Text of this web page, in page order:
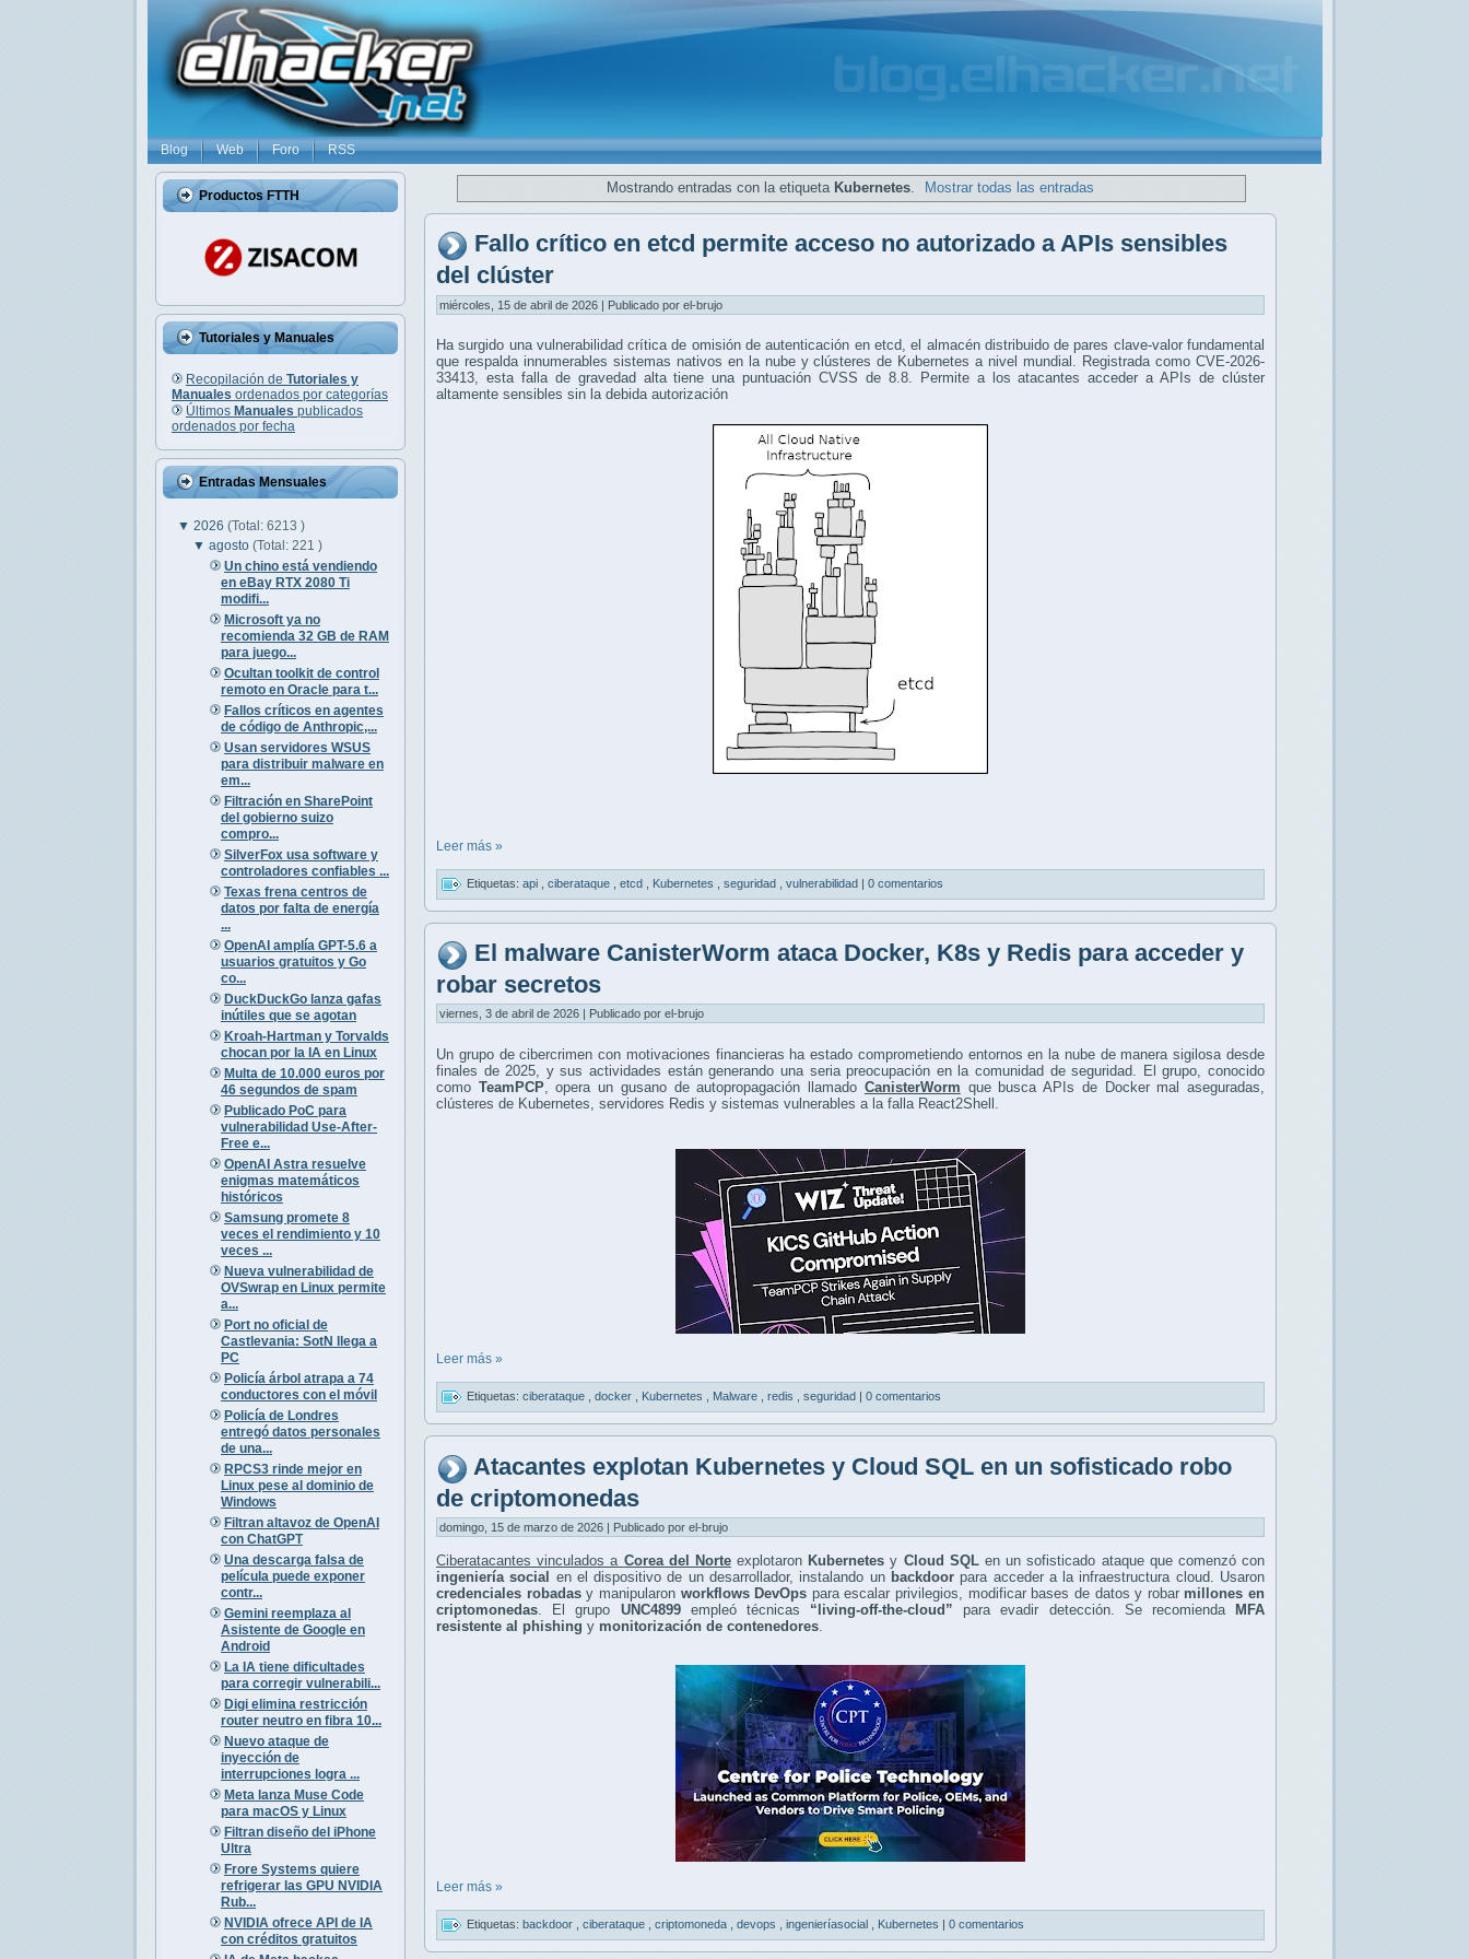
Blog Web Foro RSS
Productos FTTH
Tutoriales y Manuales
Recopilación de Tutoriales y
Manuales ordenados por categorías
Últimos Manuales publicados
ordenados por fecha
Entradas Mensuales
▼ 2026 (Total: 6213 )
▼agosto(Total: 221 )
Un chino está vendiendo
en eBay RTX 2080 Ti
modifi...
Microsoft ya no
recomienda 32 GB de RAM
para juego...
Ocultan toolkit de control
remoto en Oracle para t...
Fallos críticos en agentes
de código de Anthropic,...
Usan servidores WSUS
para distribuir malware en
em...
Filtración en SharePoint
del gobierno suizo
compro...
SilverFox usa software y
controladores confiables ...
Texas frena centros de
datos por falta de energía
...
OpenAI amplía GPT-5.6 a
usuarios gratuitos y Go
co...
DuckDuckGo lanza gafas
inútiles que se agotan
Kroah-Hartman y Torvalds
chocan por la IA en Linux
Multa de 10.000 euros por
46 segundos de spam
Publicado PoC para
vulnerabilidad Use-After-
Free e...
OpenAI Astra resuelve
enigmas matemáticos
históricos
Samsung promete 8
veces el rendimiento y 10
veces ...
Nueva vulnerabilidad de
OVSwrap en Linux permite
a...
Port no oficial de
Castlevania: SotN llega a
PC
Policía árbol atrapa a 74
conductores con el móvil
Policía de Londres
entregó datos personales
de una...
RPCS3 rinde mejor en
Linux pese al dominio de
Windows
Filtran altavoz de OpenAI
con ChatGPT
Una descarga falsa de
película puede exponer
contr...
Gemini reemplaza al
Asistente de Google en
Android
La IA tiene dificultades
para corregir vulnerabili...
Digi elimina restricción
router neutro en fibra 10...
Nuevo ataque de
inyección de
interrupciones logra ...
Meta lanza Muse Code
para macOS y Linux
Filtran diseño del iPhone
Ultra
Frore Systems quiere
refrigerar las GPU NVIDIA
Rub...
NVIDIA ofrece API de IA
con créditos gratuitos
Mostrando entradas con la etiqueta Kubernetes. Mostrar todas las entradas
Fallo crítico en etcd permite acceso no autorizado a APIs sensibles
del clúster
miércoles, 15 de abril de 2026 | Publicado por el-brujo
Ha surgido una vulnerabilidad crítica de omisión de autenticación en etcd, el almacén distribuido de pares clave-valor fundamental
que respalda innumerables sistemas nativos en la nube y clústeres de Kubernetes a nivel mundial. Registrada como CVE-2026-
33413, esta falla de gravedad alta tiene una puntuación CVSS de 8.8. Permite a los atacantes acceder a APIs de clúster
altamente sensibles sin la debida autorización
Leer más »
Etiquetas: api ciberataque etcd Kubernetes seguridad vulnerabilidad | 0 comentarios
El malware CanisterWorm ataca Docker, K8s y Redis para acceder y
robar secretos
viernes, 3 de abril de 2026 | Publicado por el-brujo
Un grupo de cibercrimen con motivaciones financieras ha estado comprometiendo entornos en la nube de manera sigilosa desde
finales de 2025, y sus actividades están generando una seria preocupación en la comunidad de seguridad. El grupo, conocido
como TeamPCP, opera un gusano de autopropagación llamado CanisterWorm que busca APIs de Docker mal aseguradas,
clústeres de Kubernetes, servidores Redis y sistemas vulnerables a la falla React2Shell.
Leer más »
Etiquetas: ciberataque docker Kubernetes Malware redis seguridad 0 comentarios
Atacantes explotan Kubernetes y Cloud SQL en un sofisticado robo
de criptomonedas
domingo, 15 de marzo de 2026 | Publicado por el-brujo
Ciberatacantes vinculados a Corea del Norteexplotaron Kubernetes y Cloud SQLen un sofisticado ataque que comenzó con
ingeniería social en el dispositivo de un desarrollador, instalando un backdoorpara acceder a la infraestructura cloud. Usaron
credenciales robadasy manipularon workflows DevOps para escalar privilegios, modificar bases de datos y robar millones en
criptomonedas. El grupo UNC4899empleó técnicas “living-off-the-cloud” para evadir detección. Se recomienda
MFA
resistente al phishing y monitorización de contenedores.
Leer más »
Etiquetas: backdoor ciberataque criptomoneda devops ingenieríasocial Kubernetes | 0 comentarios